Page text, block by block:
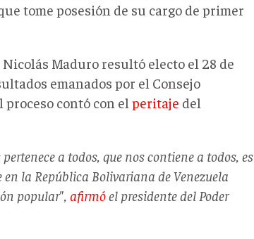
tome posesión de su cargo de primer
Maduro resultó electo el 28 de
emanados por el Consejo
contó con el peritaje del
a todos, que nos contiene a todos, es
la República Bolivariana de Venezuela
popular",afirmóel presidente del Poder